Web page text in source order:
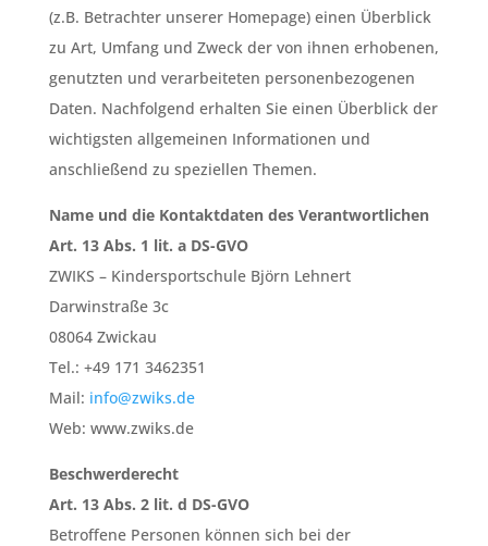
(z.B. Betrachter unserer Homepage) einen Überblick
zu Art, Umfang und Zweck der von ihnen erhobenen,
genutzten und verarbeiteten personenbezogenen
Daten. Nachfolgend erhalten Sie einen Überblick der
wichtigsten allgemeinen Informationen und
anschließend zu speziellen Themen.
Name und die Kontaktdaten des Verantwortlichen
Art. 13 Abs. 1 lit. a DS-GVO
ZWIKS – Kindersportschule Björn Lehnert
Darwinstraße 3c
08064 Zwickau
Tel.: +49 171 3462351
Mail: info@zwiks.de
Web: www.zwiks.de
Beschwerderecht
Art. 13 Abs. 2 lit. d DS-GVO
Betroffene Personen können sich bei der